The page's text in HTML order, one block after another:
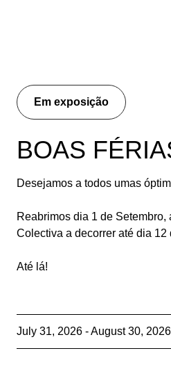
Em exposição
BOAS
Desejamos a todos umas
Reabrimos dia 1 de
Colectiva a decorrer até dia 12
Até lá!
July 31, 2026 - August 30, 2026